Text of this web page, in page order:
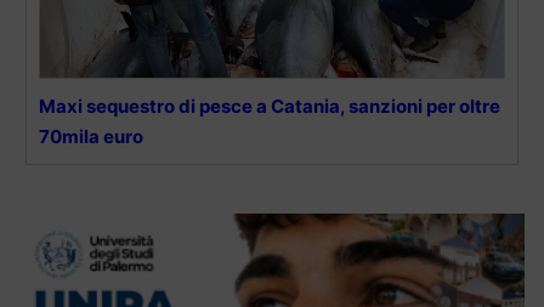
Maxi sequestro di pesce a Catania, sanzioni per oltre
70mila euro